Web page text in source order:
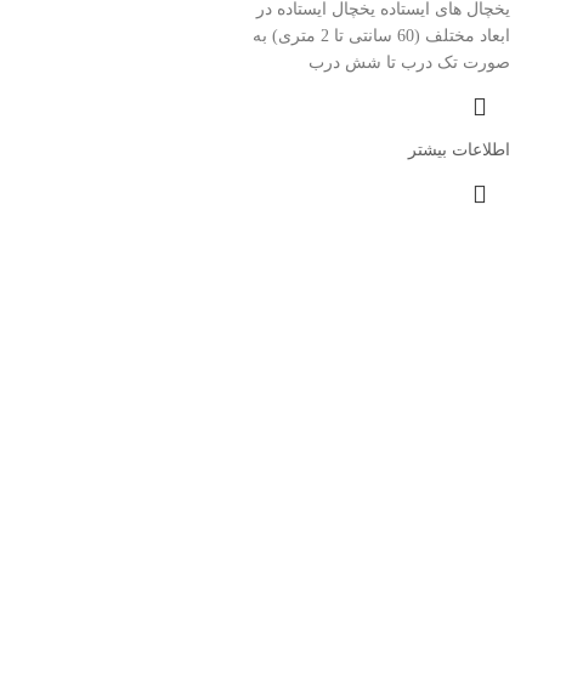
یخچال های ایستاده یخچال ایستاده در
ابعاد مختلف (60 سانتی تا 2 متری) به
صورت تک درب تا شش درب
اطلاعات بیشتر